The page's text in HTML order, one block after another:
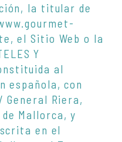
la titular de
el Sitio Web o la
Y
al
española, con
General Riera,
de Mallorca, y
en el